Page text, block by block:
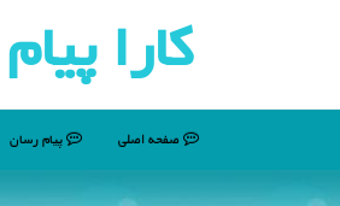
كارا پیام
صفحه اصلی پیام رسان